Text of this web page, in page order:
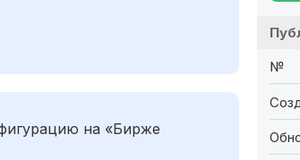
на «Бирже
№